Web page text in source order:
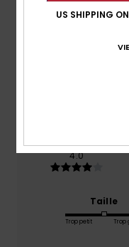
Confort
4.0
Taille
Trop petit Trop
US SHIPPING